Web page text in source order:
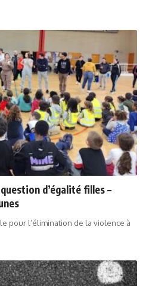
d’égalité filles –
pour l’élimination de la violence à